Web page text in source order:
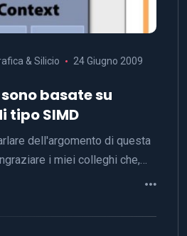
& Silicio 24 Giugno 2009
sono basate su
tipo SIMD
dell'argomento di questa
i miei colleghi che,…